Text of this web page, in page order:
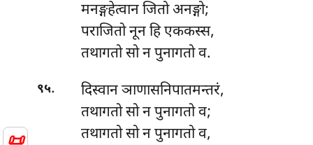
📜
मनङ्गहेत्वान जितो अनङ्गो;
पराजितो नून हि एककस्स,
तथागतो सो न पुनागतो व.
९५.
दिस्वान ञाणासनिपातमन्तरं,
तथागतो सो न पुनागतो व;
तथागतो सो न पुनागतो व,